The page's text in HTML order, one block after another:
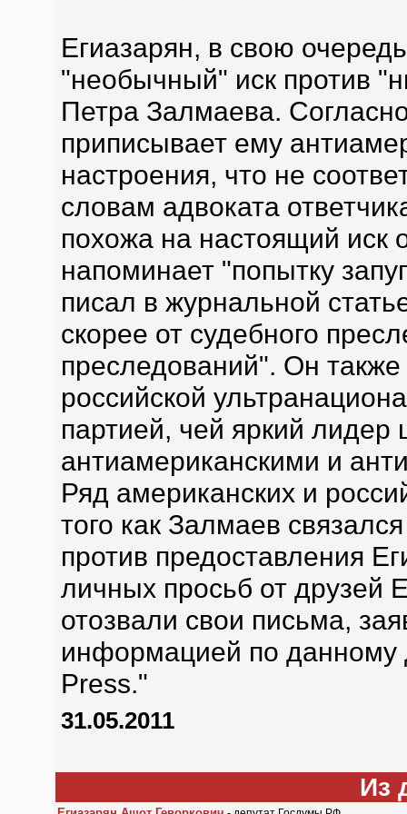
Егиазарян, в свою
"необычный" иск против
Петра Залмаева.
приписывает ему
настроения, что не
словам адвоката
похожа на настоящий иск
напоминает "попытку
писал в журнальной
скорее от судебного
преследований". Он также
российской
партией, чей яркий лидер
антиамериканскими и
Ряд американских и
того как Залмаев
против предоставления
личных просьб от друзей
отозвали свои письма,
информацией по данному
Press."
31.05.2011
Из